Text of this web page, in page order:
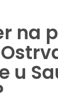
na
u